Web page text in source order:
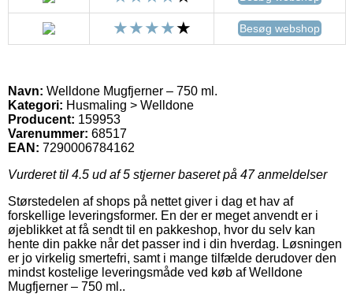
Besøg webshop
Navn: Welldone Mugfjerner – 750 ml.
Kategori: Husmaling > Welldone
Producent: 159953
Varenummer: 68517
EAN: 7290006784162
Vurderet til 4.5 ud af 5 stjerner baseret på 47anmeldelser
Størstedelen af shops på nettet giver i dag et hav af
forskellige leveringsformer. En der er meget anvendt er i
øjeblikket at få sendt til en pakkeshop, hvor du selv kan
hente din pakke når det passer ind i din hverdag. Løsningen
er jo virkelig smertefri, samt i mange tilfælde derudover den
mindst kostelige leveringsmåde ved køb af Welldone
Mugfjerner – 750 ml..